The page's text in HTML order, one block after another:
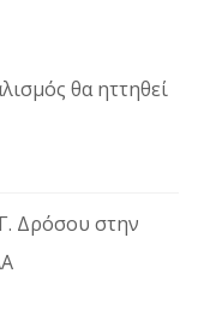
θα ηττηθεί
Δρόσου στην